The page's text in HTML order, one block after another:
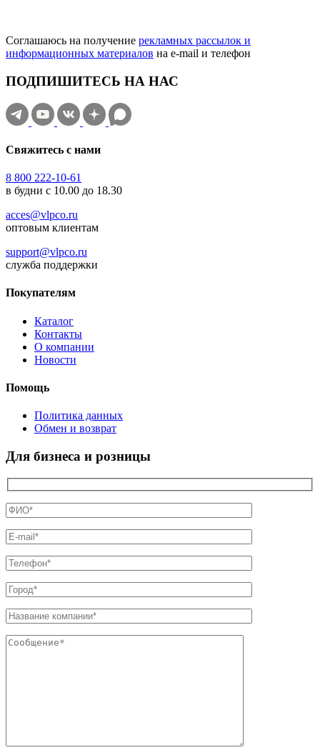
Соглашаюсь на получение рекламных рассылок и
информационных материалов на e‑mail и телефон
ПОДПИШИТЕСЬ НА НАС
Свяжитесь с нами
8 800 222-10-61
в будни с 10.00 до 18.30
acces@vlpco.ru
оптовым клиентам
support@vlpco.ru
служба поддержки
Покупателям
Каталог
Контакты
О компании
Новости
Помощь
Политика данных
Обмен и возврат
Для бизнеса и розницы